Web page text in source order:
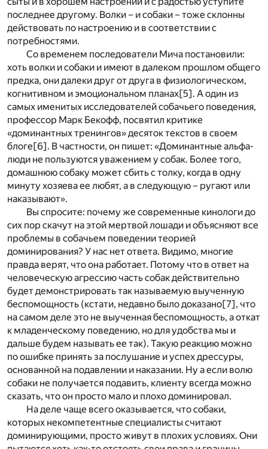
последнее другому. Волки – и собаки – тоже склонны
действовать по настроению и в соответствии с
потребностями.
Со временем последователи Мича постановили:
хоть волки и собаки и имеют в далеком прошлом общего
предка, они далеки друг от друга в физиологическом,
когнитивном и эмоциональном планах[5] . А один из
самых именитых исследователей собачьего поведения,
профессор Марк Бекофф, посвятил критике
«доминантных тренингов» десяток текстов в своем
блоге [6] . В частности, он пишет: «Доминантные альфа-
люди не пользуются уважением у собак. Более того,
домашнюю собаку может сбить с толку, когда в одну
минуту хозяева ее любят, а в следующую – ругают или
наказывают».
Вы спросите: почему же современные кинологи до
сих пор скачут на этой мертвой лошади и объясняют все
проблемы в собачьем поведении теорией
доминирования? У нас нет ответа. Видимо, многие
правда верят, что она работает. Потому что в ответ на
человеческую агрессию часть собак действительно
будет демонстрировать так называемую выученную
беспомощность (кстати, недавно было доказано[7] , что
на самом деле это не выученная беспомощность, а откат
к младенческому поведению, но для удобства мы и
дальше будем называть ее так). Такую реакцию можно
по ошибке принять за послушание и успех дрессуры,
основанной на подавлении и наказании. Ну а если волю
собаки не получается подавить, клиенту всегда можно
сказать, что он просто мало и плохо доминировал.
На деле чаще всего оказывается, что собаки,
которых некомпетентные специалисты считают
доминирующими, просто живут в плохих условиях. Они